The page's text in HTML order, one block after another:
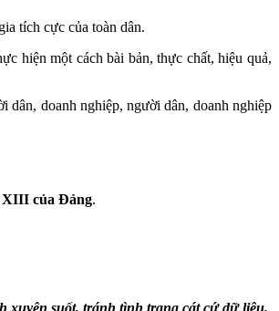
tích cực của toàn dân.
hiện một cách bài bản, thực chất, hiệu quả,
dân, doanh nghiệp, người dân, doanh nghiệp
XIII của Đảng.
xuyên suốt, tránh tình trạng cát cứ dữ liệu.